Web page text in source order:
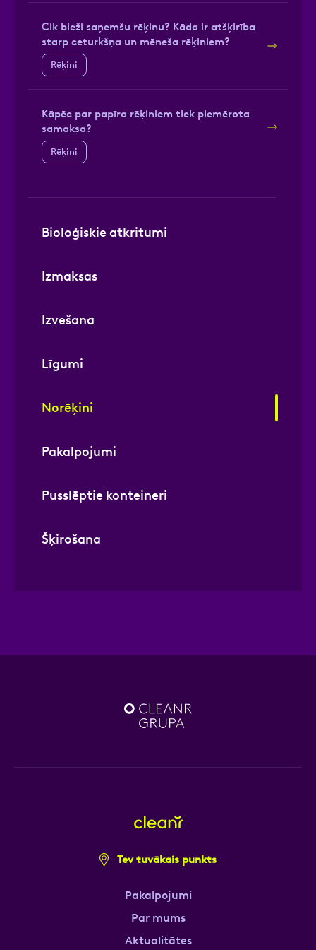
Bioloģiskie atkritumi
Izmaksas
Izvešana
Līgumi
Norēķini
Pakalpojumi
Pusslēptie konteineri
Šķirošana
Cik bieži saņemšu rēķinu? Kāda ir atšķirība
starp ceturkšņa un mēneša rēķiniem?
Rēķini
Kāpēc par papīra rēķiniem tiek piemērota
samaksa?
Rēķini
Tev tuvākais punkts
Pakalpojumi
Par mums
Aktualitātes